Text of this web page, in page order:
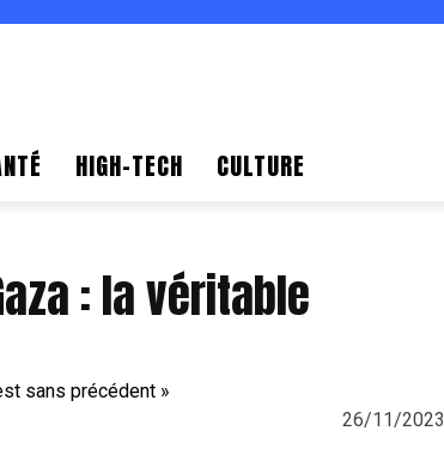
HIGH-TECH CULTURE
: la véritable
26/11/2023